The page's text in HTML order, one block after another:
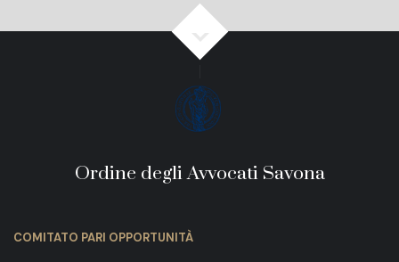
Ordine degli Avvocati Savona
COMITATO PARI OPPORTUNITÀ